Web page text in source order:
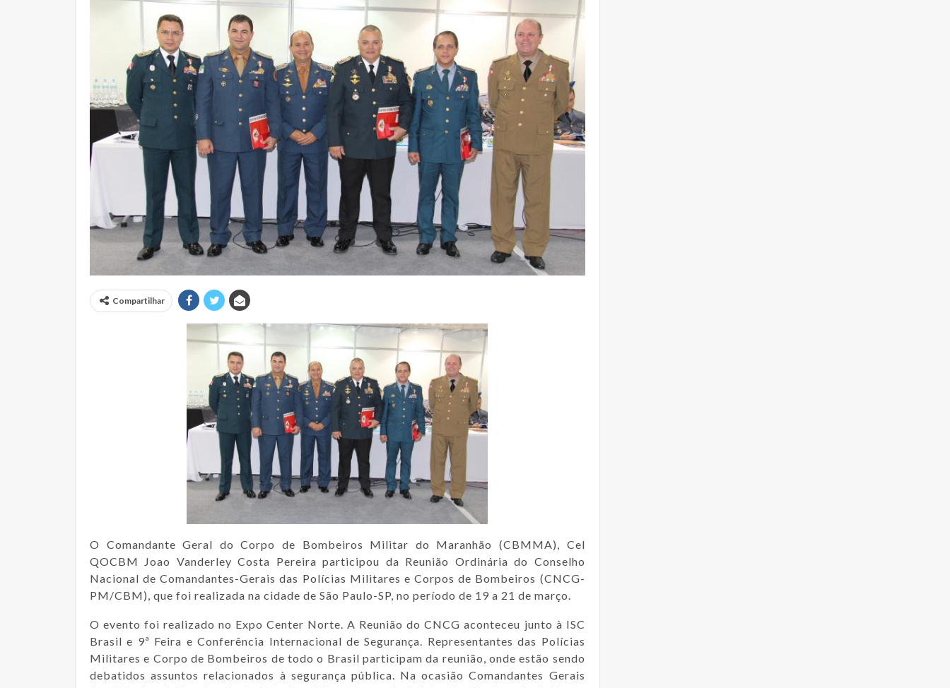
Compartilhar
O Comandante Geral do Corpo de Bombeiros Militar do Maranhão (CBMMA), Cel
QOCBM Joao Vanderley Costa Pereira participou da Reunião Ordinária do Conselho
Nacional de Comandantes-Gerais das Polícias Militares e Corpos de Bombeiros (CNCG-
PM/CBM), que foi realizada na cidade de São Paulo-SP, no período de 19 a 21 de março.
O evento foi realizado no Expo Center Norte. A Reunião do CNCG aconteceu junto à ISC
Brasil e 9ª Feira e Conferência Internacional de Segurança. Representantes das Polícias
Militares e Corpo de Bombeiros de todo o Brasil participam da reunião, onde estão sendo
debatidos assuntos relacionados à segurança pública. Na ocasião Comandantes Gerais